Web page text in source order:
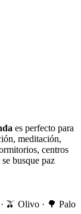
es perfecto para
meditación,
centros
busque paz
🫒 Olivo · 🌳 Palo